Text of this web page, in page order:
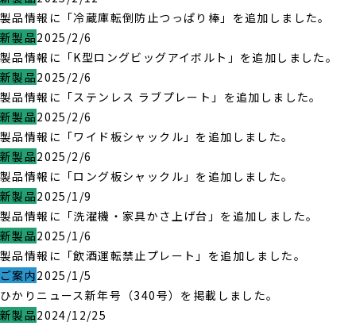
製品情報に「冷蔵庫転倒防止つっぱり棒」を追加しました。
新製品2025/2/6
製品情報に「K型ロングビッグアイボルト」を追加しました。
新製品2025/2/6
製品情報に「ステンレス ラブプレート」を追加しました。
新製品2025/2/6
製品情報に「ワイド板シャックル」を追加しました。
新製品2025/2/6
製品情報に「ロング板シャックル」を追加しました。
新製品2025/1/9
製品情報に「洗濯機・家具かさ上げ台」を追加しました。
新製品2025/1/6
製品情報に「飲酒運転禁止プレート」を追加しました。
ご案内2025/1/5
ひかりニュース新年号（340号）を掲載しました。
新製品2024/12/25